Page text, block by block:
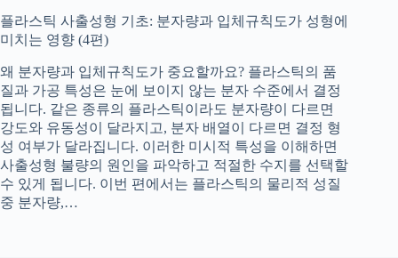
플라스틱 사출성형 기초: 분자량과 입체규칙도가 성형에
미치는 영향 (4편)
왜 분자량과 입체규칙도가 중요할까요? 플라스틱의 품
질과 가공 특성은 눈에 보이지 않는 분자 수준에서 결정
됩니다. 같은 종류의 플라스틱이라도 분자량이 다르면
강도와 유동성이 달라지고, 분자 배열이 다르면 결정 형
성 여부가 달라집니다. 이러한 미시적 특성을 이해하면
사출성형 불량의 원인을 파악하고 적절한 수지를 선택할
수 있게 됩니다. 이번 편에서는 플라스틱의 물리적 성질
중 분자량,…